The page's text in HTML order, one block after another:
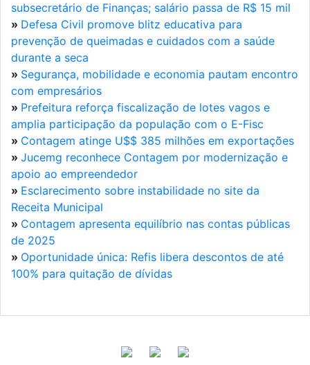
subsecretário de Finanças; salário passa de R$ 15 mil
» Defesa Civil promove blitz educativa para
prevenção de queimadas e cuidados com a saúde
durante a seca
» Segurança, mobilidade e economia pautam encontro
com empresários
» Prefeitura reforça fiscalização de lotes vagos e
amplia participação da população com o E-Fisc
» Contagem atinge U$$ 385 milhões em exportações
» Jucemg reconhece Contagem por modernização e
apoio ao empreendedor
» Esclarecimento sobre instabilidade no site da
Receita Municipal
» Contagem apresenta equilíbrio nas contas públicas
de 2025
» Oportunidade única: Refis libera descontos de até
100% para quitação de dívidas